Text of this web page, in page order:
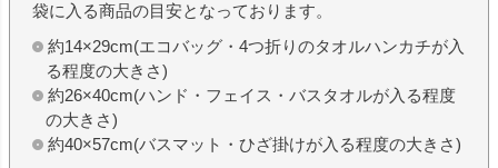
袋に入る商品の目安となっております。
約14×29cm(エコバッグ・4つ折りのタオルハンカチが入
る程度の大きさ)
約26×40cm(ハンド・フェイス・バスタオルが入る程度
の大きさ)
約40×57cm(バスマット・ひざ掛けが入る程度の大きさ)